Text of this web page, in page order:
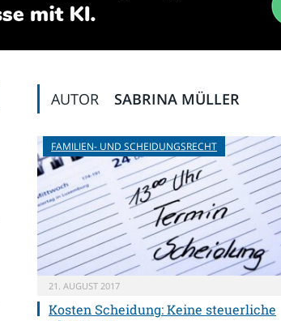
AUTOR SABRINA MÜLLER
FAMILIEN- UND SCHEIDUNGSRECHT
21. AUGUST 2017
Kosten Scheidung: Keine steuerliche